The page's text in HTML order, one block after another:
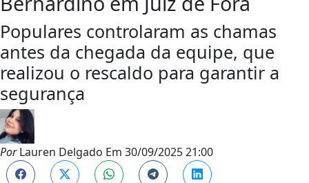
Populares controlaram as chamas
antes da chegada da equipe, que
realizou o rescaldo para garantir a
segurança
PorLauren Delgado Em 30/09/2025 21:00